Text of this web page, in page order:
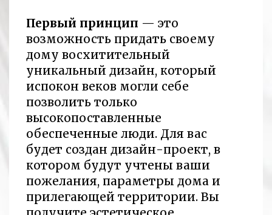
Первый принцип — это
возможность придать своему
дому восхитительный
уникальный дизайн, который
испокон веков могли себе
позволить только
высокопоставленные
обеспеченные люди. Для вас
будет создан дизайн-проект, в
котором будут учтены ваши
пожелания, параметры дома и
прилегающей территории. Вы